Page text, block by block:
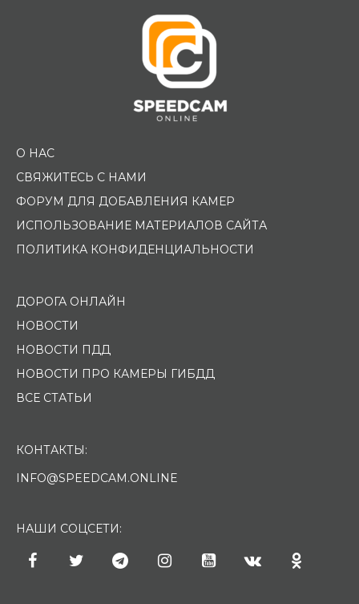
О НАС
СВЯЖИТЕСЬ С НАМИ
ФОРУМ ДЛЯ ДОБАВЛЕНИЯ КАМЕР
ИСПОЛЬЗОВАНИЕ МАТЕРИАЛОВ САЙТА
ПОЛИТИКА КОНФИДЕНЦИАЛЬНОСТИ
ДОРОГА ОНЛАЙН
НОВОСТИ
НОВОСТИ ПДД
НОВОСТИ ПРО КАМЕРЫ ГИБДД
ВСЕ СТАТЬИ
КОНТАКТЫ:
INFO@SPEEDCAM.ONLINE
НАШИ СОЦСЕТИ: